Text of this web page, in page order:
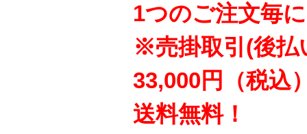
1つのご注文毎に
※売掛取引(後払
33,000円（税込
送料無料！